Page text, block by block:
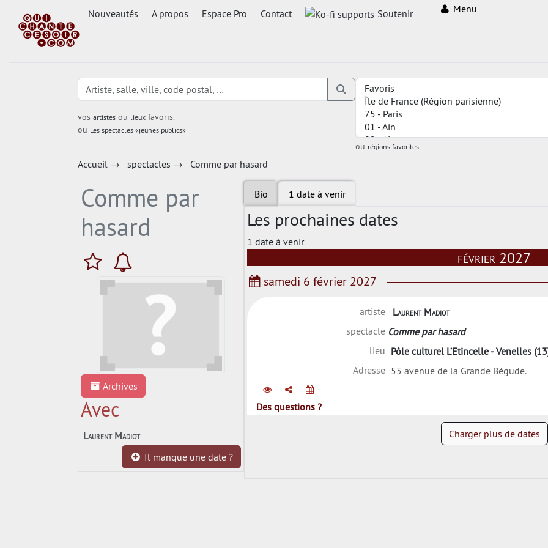
Nouveautés A propos Espace Pro Contact Soutenir Menu
vos artistesou lieuxfavoris.
ou Les spectacles «jeunes publics»
ou régions favorites
Accueil→ spectacles → Comme par hasard
Comme par
hasard
Archives
Avec
Laurent Madiot
Il manque une date ?
Bio 1 date à venir
Les prochaines dates
1 date à venir
février 2027
samedi 6 février 2027
artiste
Laurent Madiot
spectacle Comme par hasard
lieu Pôle culturel L’Etincelle - Venelles
Adresse 55 avenue de la Grande Bégude.
Des questions ?
Charger plus de dates